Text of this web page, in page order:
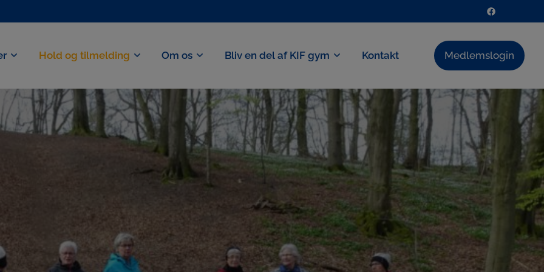
Hold og tilmelding Om os Bliv en del af KIF gym Kontakt Medlemslogin